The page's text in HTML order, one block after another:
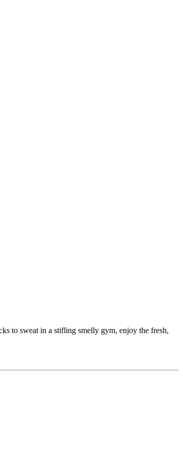
to sweat in a stifling smelly gym, enjoy the fresh,